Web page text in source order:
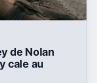
de Nolan
cale au